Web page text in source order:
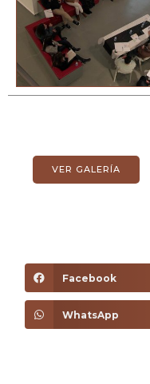
VER GALERÍA
Facebook
WhatsApp